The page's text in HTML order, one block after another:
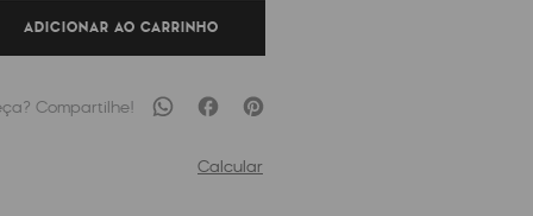
ADICIONAR AO CARRINHO
Calcular